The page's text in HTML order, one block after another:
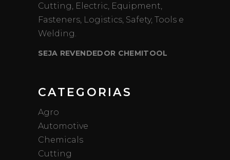
Cutting, Electric, Equipment,
Fasteners, Logistics, Safety, Tools e
Welding.
SEJA REVENDEDOR CHEMITOOL
CATEGORIAS
Agro
Automotive
Chemicals
Cutting